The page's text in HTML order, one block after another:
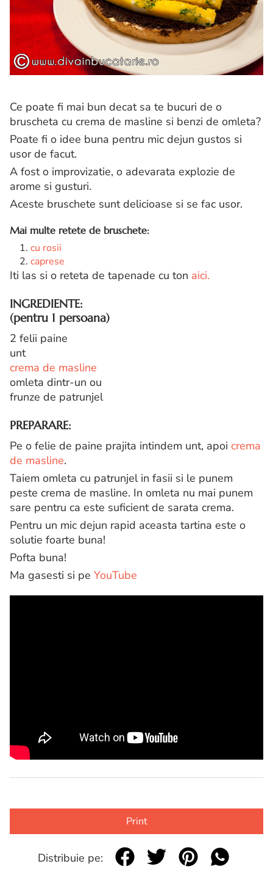
Ce poate fi mai bun decat sa te bucuri de o
bruscheta cu crema de masline si benzi de omleta?
Poate fi o idee buna pentru mic dejun gustos si
usor de facut.
A fost o improvizatie, o adevarata explozie de
arome si gusturi.
Aceste bruschete sunt delicioase si se fac usor.
Mai multe retete de bruschete:
cu rosii
caprese
Iti las si o reteta de tapenade cu ton aici.
INGREDIENTE:
(pentru 1 persoana)
2 felii paine
unt
crema de masline
omleta dintr-un ou
frunze de patrunjel
PREPARARE:
Pe o felie de paine prajita intindem unt, apoi crema
de masline.
Taiem omleta cu patrunjel in fasii si le punem
peste crema de masline. In omleta nu mai punem
sare pentru ca este suficient de sarata crema.
Pentru un mic dejun rapid aceasta tartina este o
solutie foarte buna!
Pofta buna!
Ma gasesti si pe YouTube
Print
Distribuie pe: